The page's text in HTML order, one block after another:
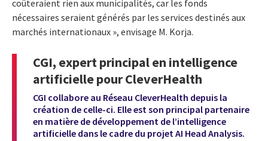
coûteraient rien aux municipalités, car les fonds
nécessaires seraient générés par les services destinés aux
marchés internationaux », envisage M. Korja.
CGI, expert principal en intelligence
artificielle pour CleverHealth
CGI collabore au Réseau CleverHealth depuis la
création de celle-ci. Elle est son principal partenaire
en matière de développement de l’intelligence
artificielle dans le cadre du projet AI Head Analysis.